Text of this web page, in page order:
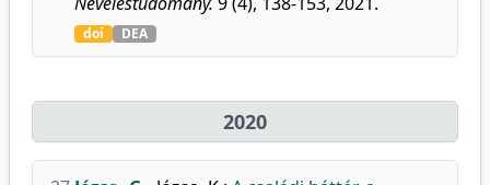
doi DEA
2020